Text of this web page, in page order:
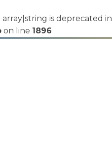
is deprecated in
on line 1896